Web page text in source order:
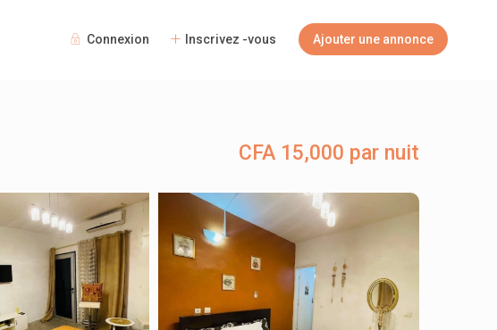
Connexion Inscrivez -vous Ajouter une annonce
CFA 15,000 par nuit